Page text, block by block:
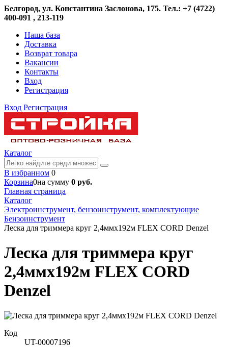
Белгород, ул. Константина Заслонова, 175. Тел.: +7 (4722)
400-091 , 213-119
Наша база
Доставка
Возврат товара
Вакансии
Контакты
Вход
Регистрация
Вход Регистрация
Каталог
В избранном 0
Корзина0на сумму 0 руб.
Главная страница
Каталог
Электроинструмент, бензоинструмент, комплектующие
Бензоинструмент
Леска для триммера круг 2,4ммх192м FLEX CORD Denzel
Леска для триммера круг
2,4ммх192м FLEX CORD
Denzel
Код
UT-00007196